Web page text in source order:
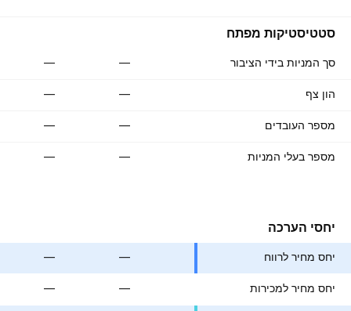
סטטיסטיקות מפתח
סך המניות בידי הציבור —
—
הון צף —
—
מספר העובדים —
—
מספר בעלי המניות —
—
יחסי הערכה
יחס מחיר לרווח —
—
יחס מחיר למכירות —
—